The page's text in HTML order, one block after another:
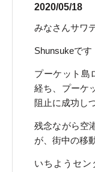
2020/05/18
みなさんサワ
Shunsukeです
プーケット島
経ち、プーケ
阻止に成功し
残念ながら空
が、街中の移
いちようセン